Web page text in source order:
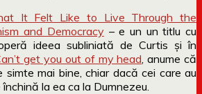
It Felt Like to Live Through the
and Democracy – e un un titlu cu
ideea subliniată de Curtis și în
get you out of my head , anume că
simte mai bine, chiar dacă cei care au
la ea ca la Dumnezeu.